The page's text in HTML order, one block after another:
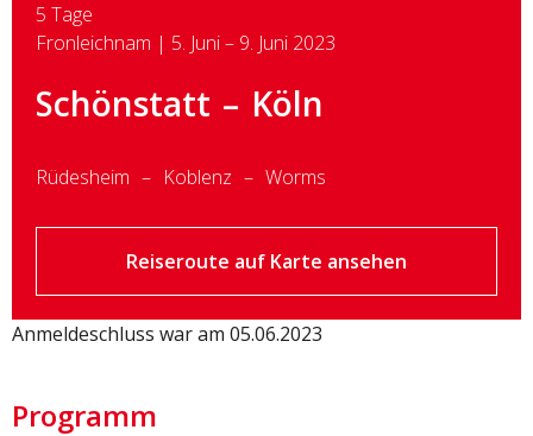
5 Tage
Fronleichnam | 5. Juni – 9. Juni 2023
Schönstatt Köln
Rüdesheim Koblenz Worms
Reiseroute auf Karte ansehen
Anmeldeschluss war am 05.06.2023
Programm